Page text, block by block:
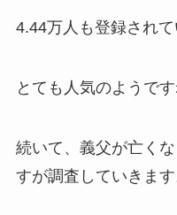
4.44万人も登録されて
とても人気のようです
続いて、義父が亡く
すが調査していきます